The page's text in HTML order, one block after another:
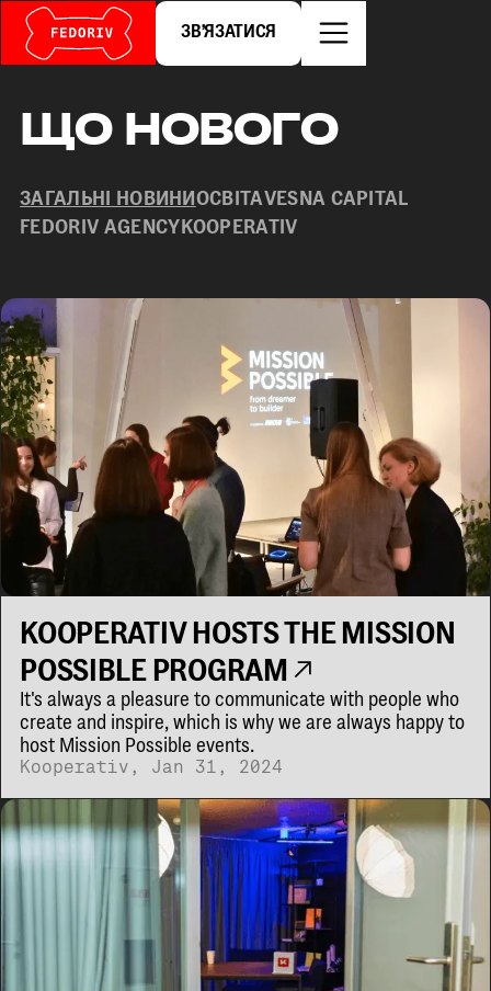
ЗВʼЯЗАТИСЯ
ЩО НОВОГО
ЗАГАЛЬНІ НОВИНИОСВІТАVESNA CAPITAL
FEDORIV AGENCYKOOPERATIV
KOOPERATIV HOSTS THE MISSION
POSSIBLE PROGRAM
It's always a pleasure to communicate with people who
create and inspire, which is why we are always happy to
host Mission Possible events.
Kooperativ , Jan 31, 2024